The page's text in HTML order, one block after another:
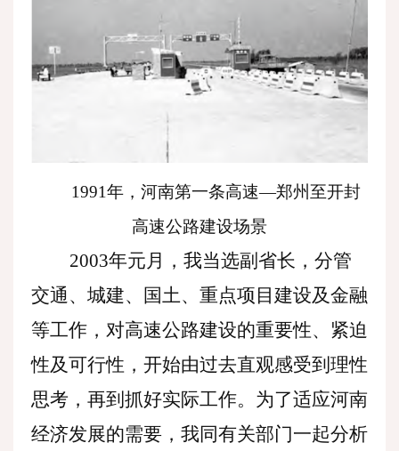
1991年，河南第一条高速—郑州至开封
高速公路建设场景
2003年元月，我当选副省长，分管
交通、城建、国土、重点项目建设及金融
等工作，对高速公路建设的重要性、紧迫
性及可行性，开始由过去直观感受到理性
思考，再到抓好实际工作。为了适应河南
经济发展的需要，我同有关部门一起分析